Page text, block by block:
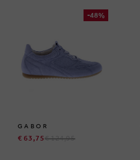
-48%
GABOR
€ 63,75€ 124,95